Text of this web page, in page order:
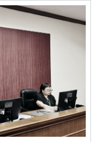
เปลี่ยนความคิดเห็นใน
ชุมครั้งนี้ได้ติดตาม
ปอมท. ประจำปี 2569
การยกร่างข้อบังคับ
Talk ร่วมกับ
ปลี่ยนองค์ความรู้และ
อกจากนี้ ที่ประชุมยัง
รย์ดีเด่นแห่งชาติ
ละกรอบการดำเนิน
ฏิบัติในการคัดเลือก